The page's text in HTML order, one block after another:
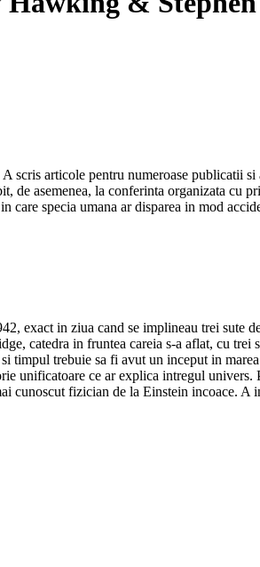
scris articole pentru numeroase publicatii
de asemenea, la conferinta organizata
care specia umana ar disparea in mod
exact in ziua cand se implineau trei
catedra in fruntea careia s-a aflat, cu
timpul trebuie sa fi avut un inceput in
unificatoare ce ar explica intregul
cunoscut fizician de la Einstein incoace. A